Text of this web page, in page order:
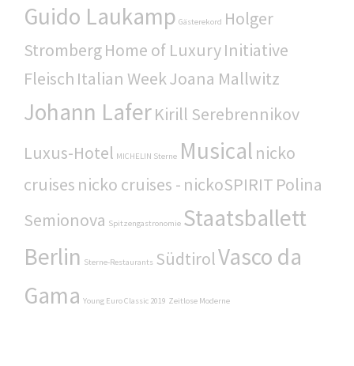
Guido Laukamp Gästerekord Holger
StrombergHome of LuxuryInitiative
Fleisch Italian WeekJoana Mallwitz
Johann LaferKirill Serebrennikov
Luxus-Hotel MICHELIN Sterne Musical nicko
cruises nicko cruises - nickoSPIRIT Polina
Semionova Spitzengastronomie Staatsballett
Berlin Sterne-Restaurants SüdtirolVasco da
Gama Young Euro Classic 2019 Zeitlose Moderne